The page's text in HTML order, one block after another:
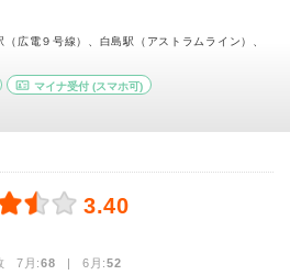
広電９号線）、白島駅（アストラムライン）、
マイナ受付 (スマホ可)
3.40
7月:68 | 6月:52